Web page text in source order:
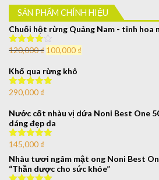
SẢN PHẨM CHÍNH HIỆU
Chuối hột rừng Quảng Nam - tinh hoa
Được xếp
5 sao
120,000₫ 100,000 ₫
Khổ qua rừng khô
Được xếp
sao
290,000 ₫
Nước cốt nhàu vị dứa Noni Best One
dáng đẹp da
Được xếp
sao
145,000 ₫
Nhàu tươi ngâm mật ong Noni Best
“Thần dược cho sức khỏe”